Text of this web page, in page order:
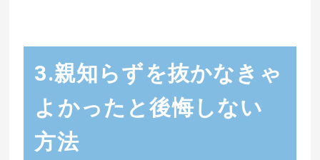
3.親知らずを抜かなきゃ
よかったと後悔しない
方法